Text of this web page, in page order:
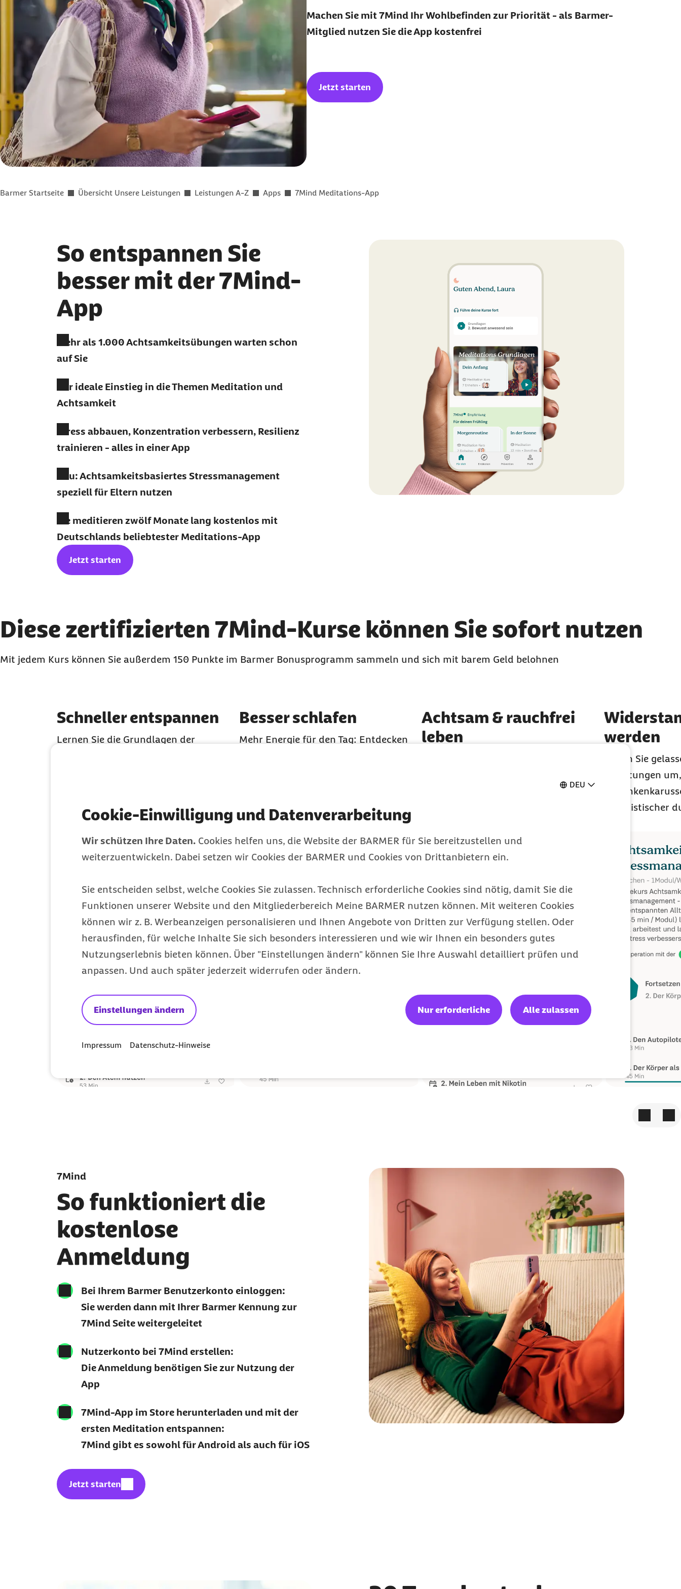
DEU
Cookie-Einwilligung und Datenverarbeitung
Wir schützen Ihre Daten. Cookies helfen uns, die Website der BARMER für Sie bereitzustellen und
weiterzuentwickeln. Dabei setzen wir Cookies der BARMER und Cookies von Drittanbietern ein.
Sie entscheiden selbst, welche Cookies Sie zulassen. Technisch erforderliche Cookies sind nötig, damit Sie die
Funktionen unserer Website und den Mitgliederbereich Meine BARMER nutzen können. Mit weiteren Cookies
können wir z. B. Werbeanzeigen personalisieren und Ihnen Angebote von Dritten zur Verfügung stellen. Oder
herausfinden, für welche Inhalte Sie sich besonders interessieren und wie wir Ihnen ein besonders gutes
Nutzungserlebnis bieten können. Über "Einstellungen ändern" können Sie Ihre Auswahl detailliert prüfen und
anpassen. Und auch später jederzeit widerrufen oder ändern.
Einstellungen ändern Nur erforderliche Alle zulassen
Impressum Datenschutz-Hinweise
Machen Sie mit 7Mind Ihr Wohlbefinden zur Priorität - als Barmer-
Mitglied nutzen Sie die App kostenfrei
Jetzt starten
Sie befinden sich hier:
Barmer Startseite Übersicht Unsere Leistungen Leistungen A-Z Apps 7Mind Meditations-App
So entspannen Sie
besser mit der 7Mind-
App
Mehr als 1.000 Achtsamkeitsübungen warten schon
auf Sie
Der ideale Einstieg in die Themen Meditation und
Achtsamkeit
Stress abbauen, Konzentration verbessern, Resilienz
trainieren - alles in einer App
Neu: Achtsamkeitsbasiertes Stressmanagement
speziell für Eltern nutzen
Sie meditieren zwölf Monate lang kostenlos mit
Deutschlands beliebtester Meditations-App
Jetzt starten
Diese zertifizierten 7Mind-Kurse können Sie sofort nutzen
Mit jedem Kurs können Sie außerdem 150 Punkte im Barmer Bonusprogramm sammeln und sich mit barem Geld belohnen
Karussell mit 7 Elementen
Element 1 von 7
Schneller entspannen
Lernen Sie die Grundlagen der
Element 2 von 7
Besser schlafen
Mehr Energie für den Tag: Entdecken
Element 3 von 7
Achtsam & rauchfrei
leben
denen Sie in ein Leben ohne Tabak
Element 4 von 7
werden
Gehen Sie
Belastungen
optimistischer
7Mind
So funktioniert die
kostenlose
Anmeldung
Bei Ihrem Barmer Benutzerkonto einloggen:
Sie werden dann mit Ihrer Barmer Kennung zur
7Mind Seite weitergeleitet
Nutzerkonto bei 7Mind erstellen:
Die Anmeldung benötigen Sie zur Nutzung der
App
7Mind-App im Store herunterladen und mit der
ersten Meditation entspannen:
7Mind gibt es sowohl für Android als auch für iOS
Geschützter Inhalt:
Jetzt starten